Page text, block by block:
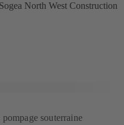
North West Construction
souterraine